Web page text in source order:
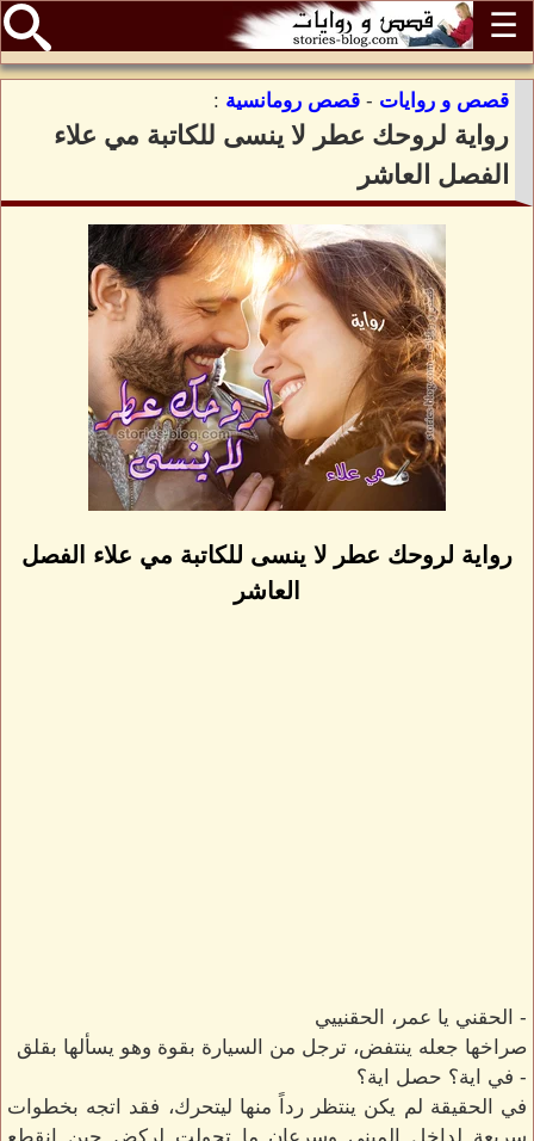
☰
قصص و روايات - قصص رومانسية :
رواية لروحك عطر لا ينسى للكاتبة مي علاء
الفصل العاشر
رواية لروحك عطر لا ينسى للكاتبة مي علاء الفصل
العاشر
- الحقني يا عمر، الحقنييي
صراخها جعله ينتفض، ترجل من السيارة بقوة وهو يسألها بقلق
- في اية؟ حصل اية؟
في الحقيقة لم يكن ينتظر رداً منها ليتحرك، فقد اتجه بخطوات